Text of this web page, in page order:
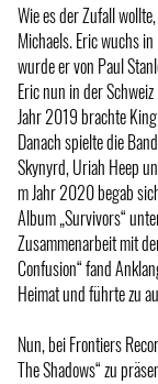
Wie es der Zufall
Michaels. Eric wuchs
wurde er von Paul
Eric nun in der
Jahr 2019 brachte
Danach spielte die
Skynyrd, Uriah Heep
m Jahr 2020 begab
Album „Survivors“
Zusammenarbeit mit
Confusion“ fand
Heimat und führte zu
Nun, bei Frontiers
The Shadows“ zu